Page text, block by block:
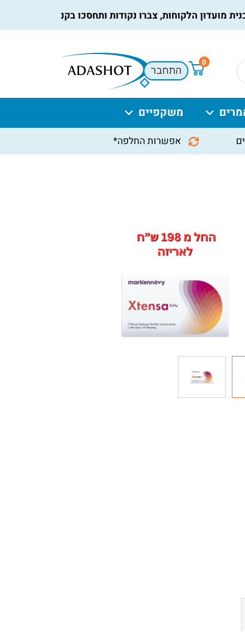
הלקוחות, צברו נקודות ותחסכו בקניות הבאות, למידע
0
התחבר
משקפיים
אפשרות החלפה*